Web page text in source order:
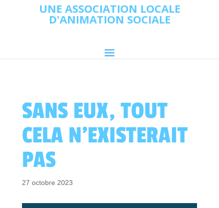
UNE ASSOCIATION LOCALE
D'ANIMATION SOCIALE
SANS EUX, TOUT
CELA N’EXISTERAIT
PAS
27 octobre 2023